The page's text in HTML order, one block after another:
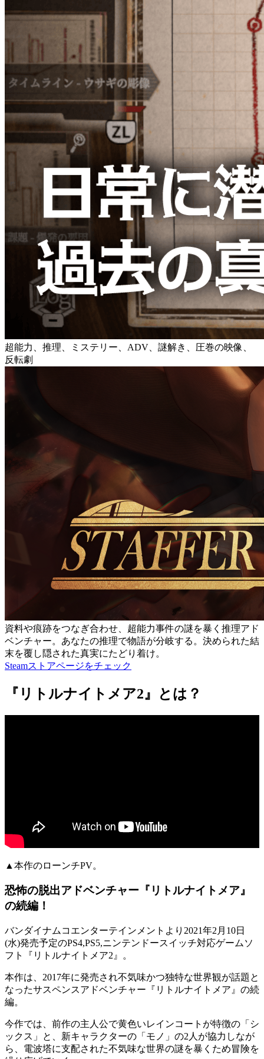
超能力、推理、ミステリー、ADV、謎解き、圧巻の映像、
反転劇
資料や痕跡をつなぎ合わせ、超能力事件の謎を暴く推理アド
ベンチャー。あなたの推理で物語が分岐する。決められた結
末を覆し隠された真実にたどり着け。
Steamストアページをチェック
『リトルナイトメア2』とは？
▲本作のローンチPV。
恐怖の脱出アドベンチャー『リトルナイトメア』
の続編！
バンダイナムコエンターテインメントより 2021年2月10日
(水)発売予定のPS4,PS5,ニンテンドースイッチ対応ゲームソ
フト『 リトルナイトメア2 』。
本作は、2017年に発売され不気味かつ独特な世界観が話題と
なったサスペンスアドベンチャー 『 リトルナイトメア 』の続
編。
今作では、前作の主人公で黄色いレインコートが特徴の「 シ
ックス 」と、新キャラクターの「 モノ 」の2人が協力しなが
ら、 電波塔に支配された不気味な世界の謎を暴くため冒険を